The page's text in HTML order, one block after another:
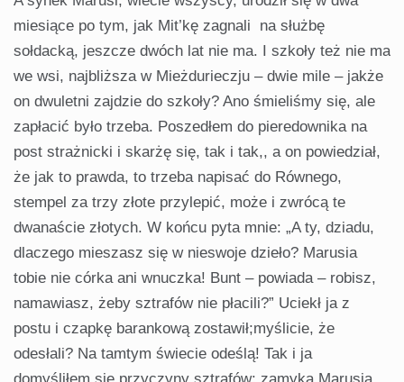
miesiące po tym, jak Mit’kę zagnali na służbę
sołdacką, jeszcze dwóch lat nie ma. I szkoły też nie ma
we wsi, najbliższa w Mieżdurieczju – dwie mile – jakże
on dwuletni zajdzie do szkoły? Ano śmieliśmy się, ale
zapłacić było trzeba. Poszedłem do pieredownika na
post strażnicki i skarżę się, tak i tak,, a on powiedział,
że jak to prawda, to trzeba napisać do Równego,
stempel za trzy złote przylepić, może i zwrócą te
dwanaście złotych. W końcu pyta mnie: „A ty, dziadu,
dlaczego mieszasz się w nieswoje dzieło? Marusia
tobie nie córka ani wnuczka! Bunt – powiada – robisz,
namawiasz, żeby sztrafów nie płacili?” Uciekł ja z
postu i czapkę barankową zostawił;myślicie, że
odesłali? Na tamtym świecie odeślą! Tak i ja